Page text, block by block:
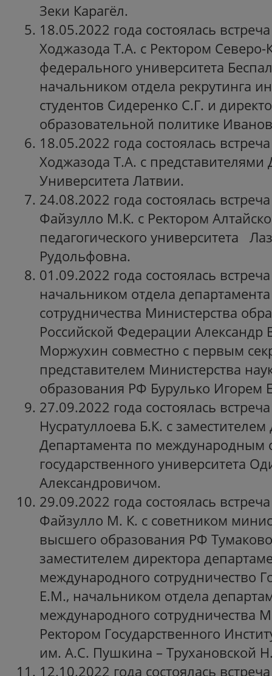
Зеки Карагёл.
18.05.2022 года состоялась
Ходжазода Т.А. с Ректором Северо-
федерального университета
начальником отдела рекрутинга
студентов Сидеренко С.Г. и
образовательной политике
18.05.2022 года состоялась
Ходжазода Т.А. с представителями
Университета Латвии.
24.08.2022 года состоялась
Файзулло М.К. с Ректором
педагогического университета
Рудольфовна.
01.09.2022 года состоялась
начальником отдела
сотрудничества Министерства
Российской Федерации Александр
Моржухин совместно с первым
представителем Министерства
образования РФ Бурулько Игорем
27.09.2022 года состоялась
Нусратуллоева Б.К. с заместителем
Департамента по международным
государственного университета
Александровичом.
29.09.2022 года состоялась
Файзулло М. К. с советником
высшего образования РФ
заместителем директора
международного сотрудничество
Е.М., начальником отдела
международного сотрудничества
Ректором Государственного
им. А.С. Пушкина – Трухановской
12.10.2022 года состоялась